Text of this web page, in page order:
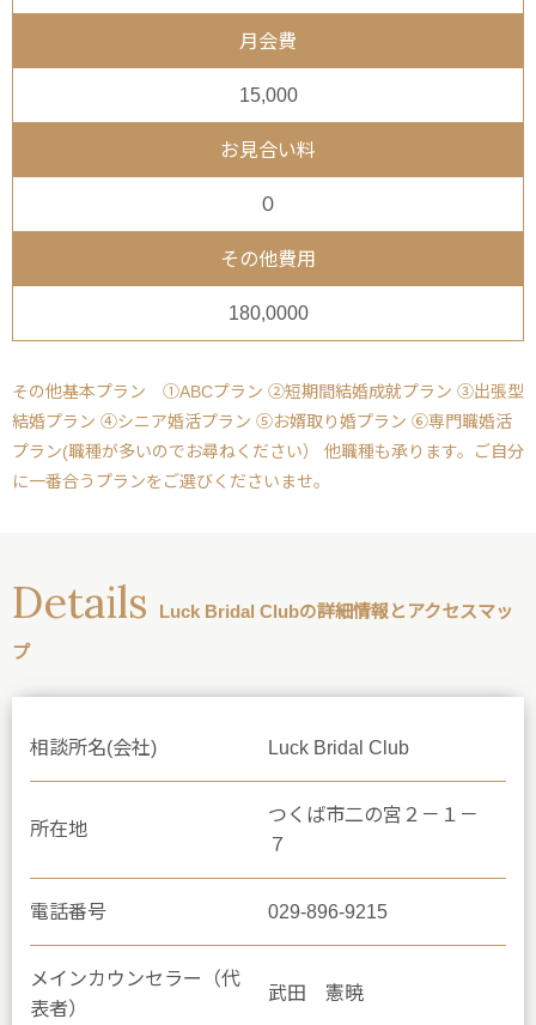
月会費
15,000
お見合い料
０
その他費用
180,0000
その他基本プラン ①ABCプラン ②短期間結婚成就プラン ③出張型
結婚プラン ④シニア婚活プラン ⑤お婿取り婚プラン ⑥専門職婚活
プラン(職種が多いのでお尋ねください） 他職種も承ります。ご自分
に一番合うプランをご選びくださいませ。
Details
Luck Bridal Clubの詳細情報とアクセスマッ
プ
相談所名(会社) Luck Bridal Club
所在地
つくば市二の宮２－１－
７
電話番号 029-896-9215
メインカウンセラー（代
表者）
武田 憲暁